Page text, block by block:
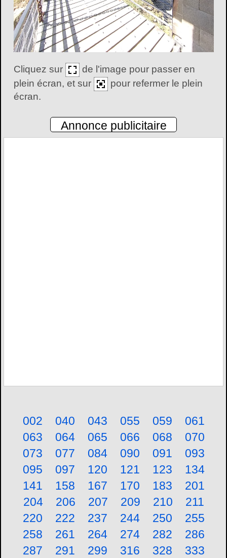
Cliquez sur
de l'image pour passer en
plein écran, et sur
pour refermer le plein
écran.
Annonce publicitaire
002 040 043 055 059
061
063
064 065 066 068
070
073
077 084 090 091
093
095
097 120 121 123
134
141
158 167 170 183
201
204
206 207 209 210
211
220
222 237 244 250
255
258
261 264 274 282
286
287
291 299 316 328
333